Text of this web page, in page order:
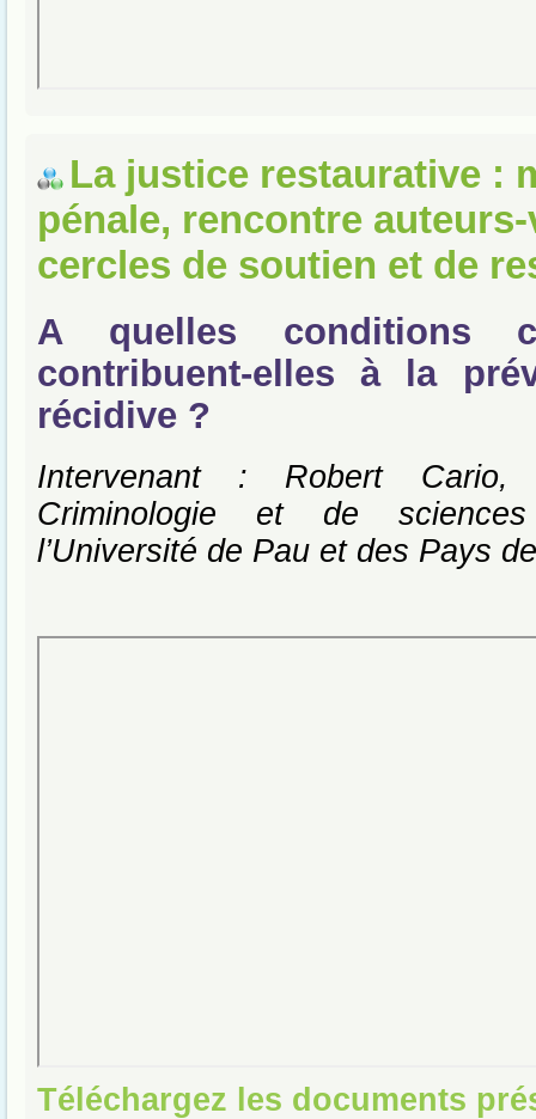
La justice restaurative :
pénale, rencontre
cercles de soutien et de
A quelles conditions
contribuent-elles à la
récidive ?
Intervenant : Robert Cario,
Criminologie et de
l’Université de Pau et des Pays
Téléchargez les documents